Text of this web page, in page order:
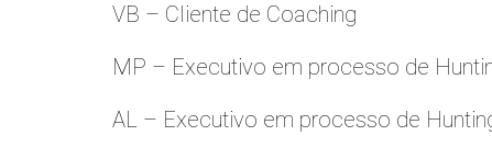
VB – Cliente de Coaching
MP – Executivo em processo de
AL – Executivo em processo de